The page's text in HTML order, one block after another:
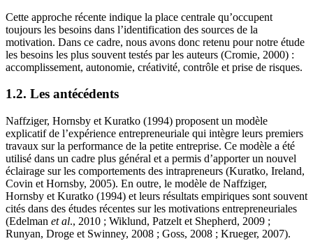
Cette approche récente indique la place centrale qu’occupent
toujours les besoins dans l’identification des sources de la
motivation. Dans ce cadre, nous avons donc retenu pour notre étude
les besoins les plus souvent testés par les auteurs (Cromie, 2000) :
accomplissement, autonomie, créativité, contrôle et prise de risques.
1.2. Les antécédents
Naffziger, Hornsby et Kuratko (1994) proposent un modèle
explicatif de l’expérience entrepreneuriale qui intègre leurs premiers
travaux sur la performance de la petite entreprise. Ce modèle a été
utilisé dans un cadre plus général et a permis d’apporter un nouvel
éclairage sur les comportements des intrapreneurs (Kuratko, Ireland,
Covin et Hornsby, 2005). En outre, le modèle de Naffziger,
Hornsby et Kuratko (1994) et leurs résultats empiriques sont souvent
cités dans des études récentes sur les motivations entrepreneuriales
(Edelman et al., 2010 ; Wiklund, Patzelt et Shepherd, 2009 ;
Runyan, Droge et Swinney, 2008 ; Goss, 2008 ; Krueger, 2007).